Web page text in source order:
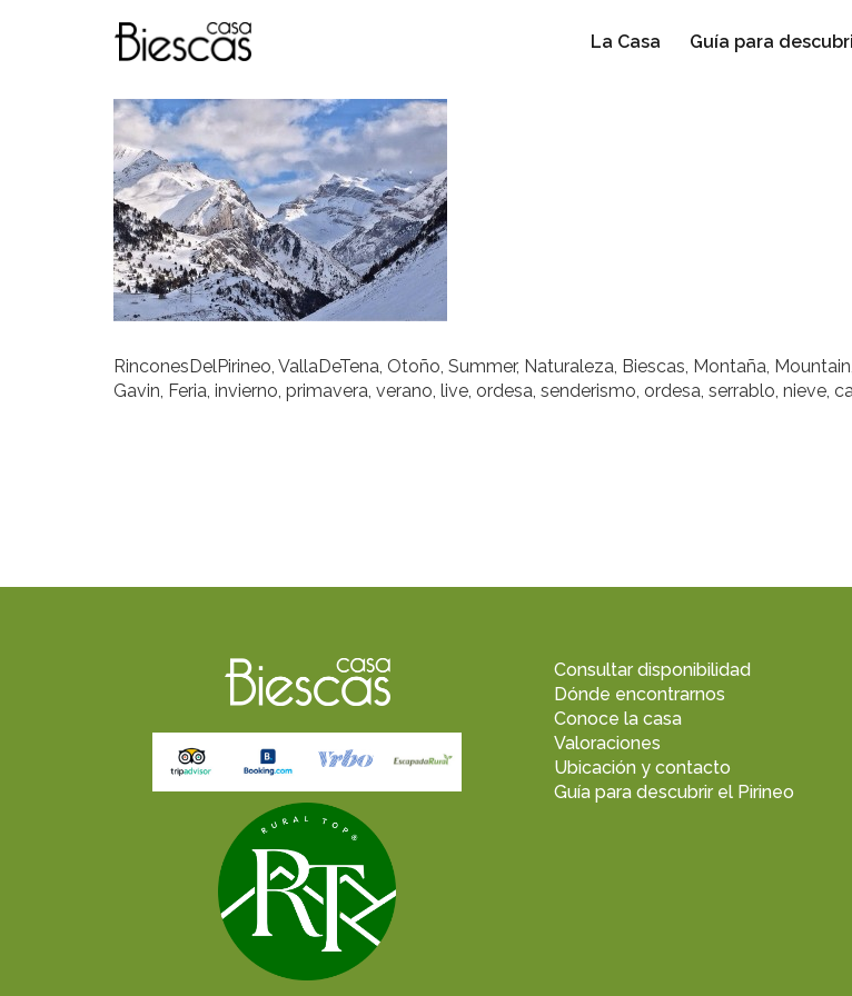
La Casa Guía para
RinconesDelPirineo, VallaDeTena, Otoño, Summer, Naturaleza, Biescas, Montaña,
Gavin, Feria, invierno, primavera, verano, live, ordesa, senderismo, ordesa, serrablo, nieve,
Consultar disponibilidad
Dónde encontrarnos
Conoce la casa
Valoraciones
Ubicación y contacto
Guía para descubrir el Pirineo